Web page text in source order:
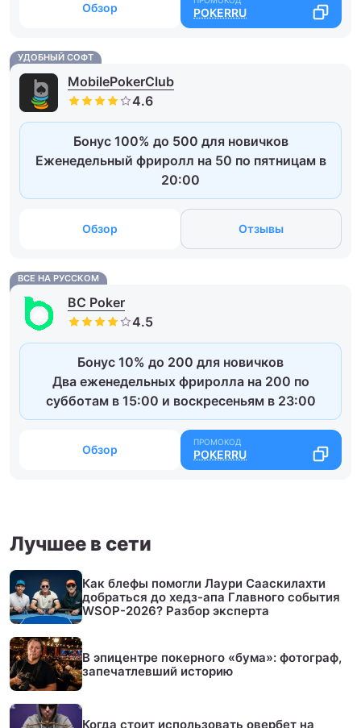
Обзор POKERRU
УДОБНЫЙ СОФТ
MobilePokerClub
Бонус 100% до 500 для новичков
Еженедельный фриролл на 50 по пятницам в
20:00
Обзор Отзывы
ВСЕ НА РУССКОМ
BC Poker
Бонус 10% до 200 для новичков
Два еженедельных фриролла на 200 по
субботам в 15:00 и воскресеньям в 23:00
Обзор POKERRU
Лучшее в сети
Как блефы помогли Лаури Сааскилахти
добраться до хедз-апа Главного события
WSOP-2026? Разбор эксперта
В эпицентре покерного «бума»: фотограф,
запечатлевший историю
Когда стоит использовать овербет на